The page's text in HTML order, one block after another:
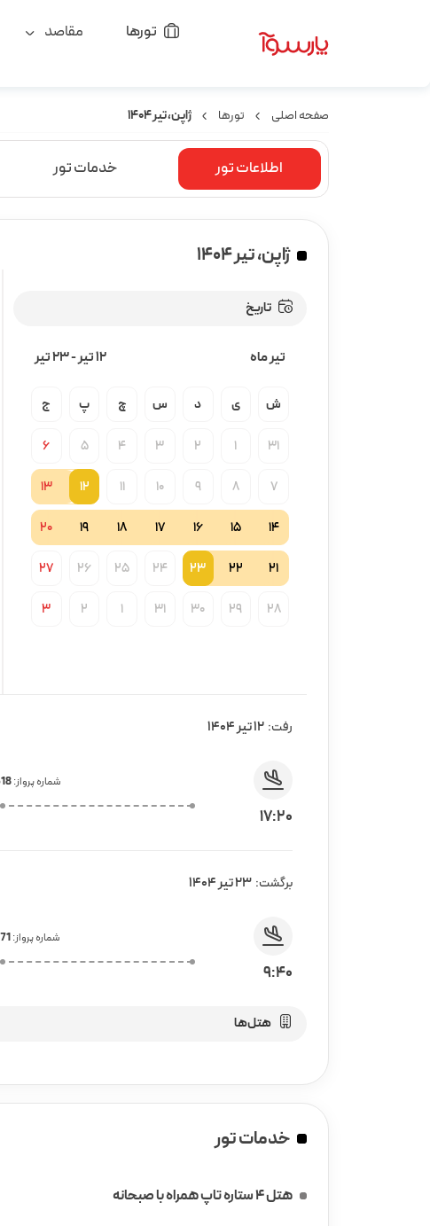
تورها مقاصد
صفحه اصلی تورها ژاپن، تیر ۱۴۰۴
اطلاعات تور خدمات تور
ژاپن، تیر ۱۴۰۴
تاریخ
تیر ماه 12 تیر -23 تیر
ش ی د س چ پ ج
31
1
2
3
4
5
6
7
8
9
10
11
12
13
14
15
16
17
18
19
20
21
22
23
24
25
26
27
28
29
30
31
1
2
3
رفت: 12 تیر 1404
17:20
شماره پرواز:
برگشت: 23 تیر 1404
9:40
شماره پرواز:
هتل‌ها
خدمات تور
هتل 4 ستاره تاپ همراه با صبحانه